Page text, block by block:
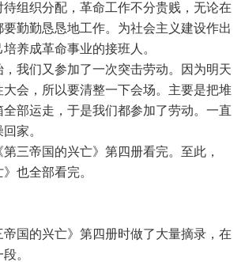
组织分配，革命工作不分贵贱，无论在
勤勤恳恳地工作。为社会主义建设作出
养成革命事业的接班人。
我们又参加了一次突击劳动。因为明天
会，所以要清整一下会场。主要是把堆
部运走，于是我们都参加了劳动。一直
家。
三帝国的兴亡》第四册看完。至此，
也全部看完。
国的兴亡》第四册时做了大量摘录，在
。